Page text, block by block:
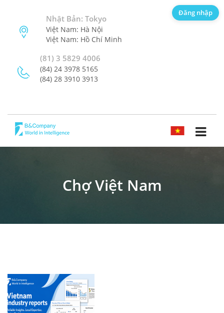
Nhật Bản: Tokyo
Việt Nam: Hà Nội
Việt Nam: Hồ Chí Minh
(81) 3 5829 4006
(84) 24 3978 5165
(84) 28 3910 3913
TIẾNG VIỆT
Chợ Việt Nam
Đăng nhập